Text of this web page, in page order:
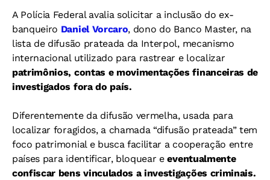
A Polícia Federal avalia solicitar a inclusão do ex-
banqueiro Daniel Vorcaro, dono do Banco Master, na
lista de difusão prateada da Interpol, mecanismo
internacional utilizado para rastrear e localizar
patrimônios, contas e movimentações financeiras de
investigados fora do país.
Diferentemente da difusão vermelha, usada para
localizar foragidos, a chamada “difusão prateada” tem
foco patrimonial e busca facilitar a cooperação entre
países para identificar, bloquear eeventualmente
confiscar bens vinculados a investigações criminais.